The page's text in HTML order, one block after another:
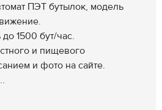
ПЭТ бутылок, модель
1500 бут/час.
и пищевого
и фото на сайте.